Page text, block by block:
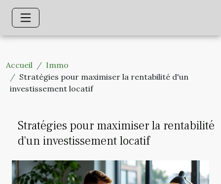
Accueil
Immo
Stratégies pour maximiser la rentabilité d'un
investissement locatif
Stratégies pour maximiser la rentabilité
d'un investissement locatif